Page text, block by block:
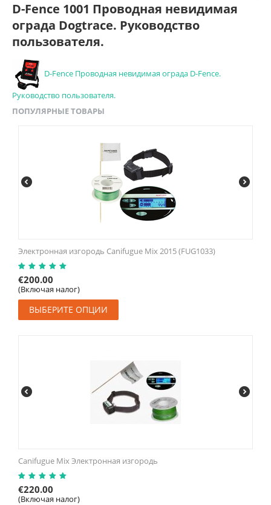
D-Fence 1001 Проводная невидимая
ограда Dogtrace. Руководство
пользователя.
D-Fence Проводная невидимая ограда D-Fence.
Руководство пользователя.
ПОПУЛЯРНЫЕ ТОВАРЫ
Электронная изгородь Canifugue Mix 2015 (FUG1033)
€200.00
(Включая налог)
ВЫБЕРИТЕ ОПЦИИ
Canifugue Mix Электронная изгородь
€220.00
(Включая налог)